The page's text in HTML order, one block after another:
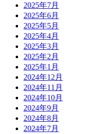
2025年7月
2025年6月
2025年5月
2025年4月
2025年3月
2025年2月
2025年1月
2024年12月
2024年11月
2024年10月
2024年9月
2024年8月
2024年7月